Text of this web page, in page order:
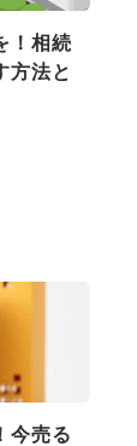
！相続
方法と
今売る